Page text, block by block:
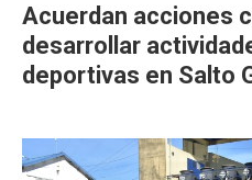
Acuerdan acciones
desarrollar
deportivas en Salto